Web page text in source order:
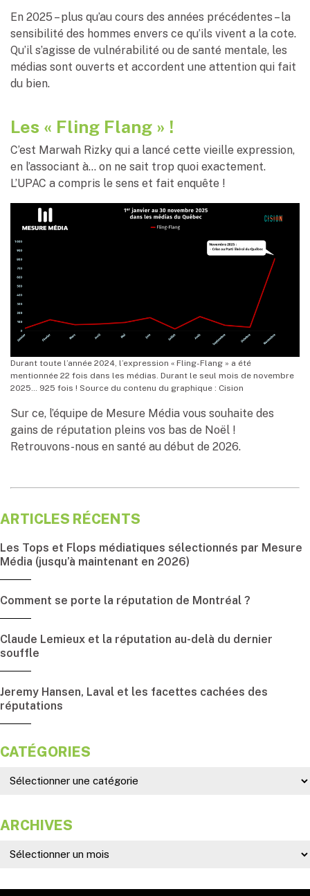
En 2025 – plus qu’au cours des années précédentes – la
sensibilité des hommes envers ce qu’ils vivent a la cote.
Qu’il s’agisse de vulnérabilité ou de santé mentale, les
médias sont ouverts et accordent une attention qui fait
du bien.
Les « Fling Flang » !
C’est Marwah Rizky qui a lancé cette vieille expression,
en l’associant à… on ne sait trop quoi exactement.
L’UPAC a compris le sens et fait enquête !
Durant toute l’année 2024, l’expression « Fling-Flang » a été
mentionnée 22 fois dans les médias. Durant le seul mois de novembre
2025… 925 fois ! Source du contenu du graphique : Cision
Sur ce, l’équipe de Mesure Média vous souhaite des
gains de réputation pleins vos bas de Noël !
Retrouvons-nous en santé au début de 2026.
ARTICLES RÉCENTS
Les Tops et Flops médiatiques sélectionnés par Mesure
Média (jusqu’à maintenant en 2026)
Comment se porte la réputation de Montréal ?
Claude Lemieux et la réputation au-delà du dernier
souffle
Jeremy Hansen, Laval et les facettes cachées des
réputations
CATÉGORIES
ARCHIVES